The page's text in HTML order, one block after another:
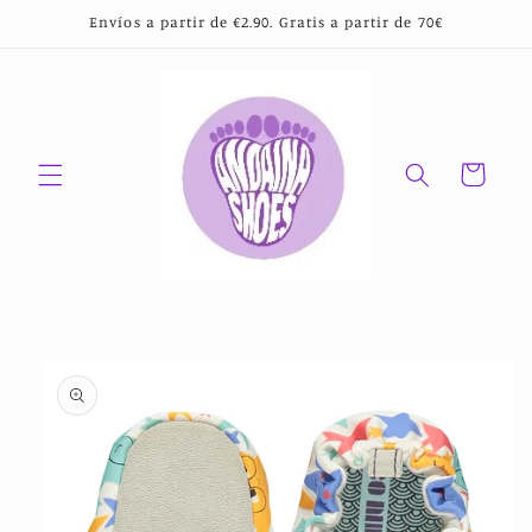
directamenteEnvíos a partir de €2.90. Gratis a partir de 70€
Carrito
información
del producto